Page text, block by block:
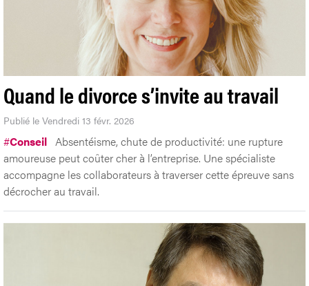
Quand le divorce s’invite au travail
Publié le Vendredi 13 févr. 2026
#Conseil Absentéisme, chute de productivité: une rupture
amoureuse peut coûter cher à l’entreprise. Une spécialiste
accompagne les collaborateurs à traverser cette épreuve sans
décrocher au travail.